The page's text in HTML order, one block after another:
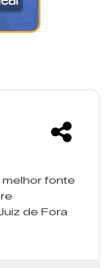
melhor fonte
de Fora